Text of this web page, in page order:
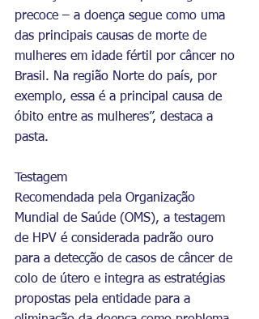
precoce – a doença segue como uma
das principais causas de morte de
mulheres em idade fértil por câncer no
Brasil. Na região Norte do país, por
exemplo, essa é a principal causa de
óbito entre as mulheres”, destaca a
pasta.
Testagem
Recomendada pela Organização
Mundial de Saúde (OMS), a testagem
de HPV é considerada padrão ouro
para a detecção de casos de câncer de
colo de útero e integra as estratégias
propostas pela entidade para a